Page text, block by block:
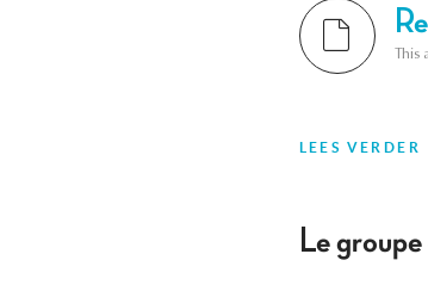
LEES VERDER
Le